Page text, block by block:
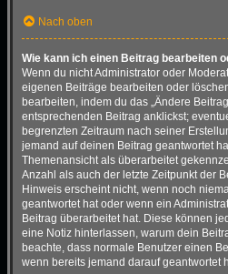
Nach oben
Wie kann ich einen Beitrag bearbeiten
Wenn du nicht Administrator oder
eigenen Beiträge bearbeiten oder
bearbeiten, indem du das „Ändere
entsprechenden Beitrag anklickst;
begrenzten Zeitraum nach seiner
jemand auf deinen Beitrag geantwortet
Themenansicht als überarbeitet
Anzahl als auch der letzte Zeitpunkt der
Hinweis erscheint nicht, wenn noch
geantwortet hat oder wenn ein
Beitrag überarbeitet hat. Diese können
eine Notiz hinterlassen, warum dein
beachte, dass normale Benutzer einen
wenn bereits jemand darauf geantwortet